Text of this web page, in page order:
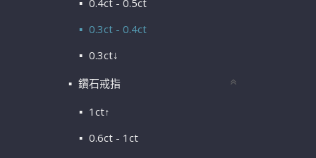
0.4ct - 0.5ct
0.3ct - 0.4ct
0.3ct↓
鑽石戒指
1ct↑
0.6ct - 1ct